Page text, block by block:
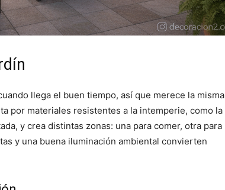
llega el buen tiempo, así que merece la misma
por materiales resistentes a la intemperie, como la
y crea distintas zonas: una para comer, otra para
y una buena iluminación ambiental convierten